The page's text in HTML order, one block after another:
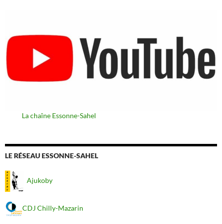
La chaîne Essonne-Sahel
LE RÉSEAU ESSONNE-SAHEL
Ajukoby
CDJ Chilly-Mazarin